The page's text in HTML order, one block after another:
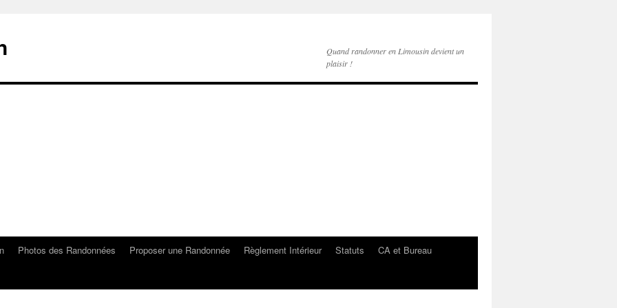
Quand randonner en Limousin devient un
plaisir !
Photos des Randonnées Proposer une Randonnée Règlement Intérieur Statuts
CA et Bureau